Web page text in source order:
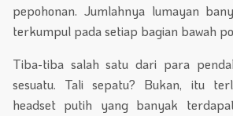
pepohonan. Jumlahnya lumayan
terkumpul pada setiap bagian bawah
Tiba-tiba salah satu dari para
sesuatu. Tali sepatu? Bukan, itu
headset putih yang banyak